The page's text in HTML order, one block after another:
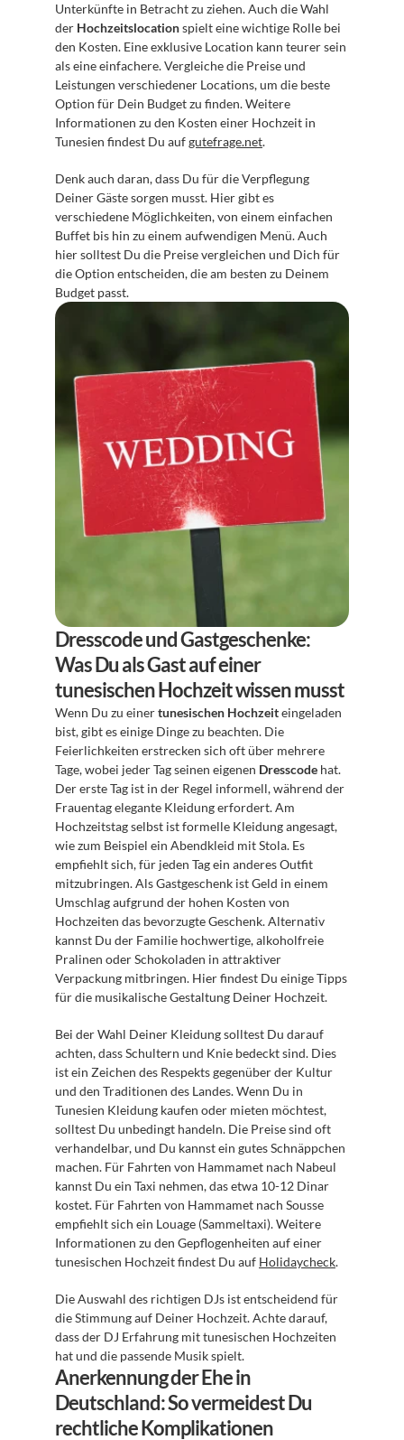
Unterkünfte in Betracht zu ziehen. Auch die Wahl
der Hochzeitslocation spielt eine wichtige Rolle bei
den Kosten. Eine exklusive Location kann teurer sein
als eine einfachere. Vergleiche die Preise und
Leistungen verschiedener Locations, um die beste
Option für Dein Budget zu finden. Weitere
Informationen zu den Kosten einer Hochzeit in
Tunesien findest Du auf gutefrage.net.
Denk auch daran, dass Du für die Verpflegung
Deiner Gäste sorgen musst. Hier gibt es
verschiedene Möglichkeiten, von einem einfachen
Buffet bis hin zu einem aufwendigen Menü. Auch
hier solltest Du die Preise vergleichen und Dich für
die Option entscheiden, die am besten zu Deinem
Budget passt.
Dresscode und Gastgeschenke:
Was Du als Gast auf einer
tunesischen Hochzeit wissen musst
Wenn Du zu einer tunesischen Hochzeit eingeladen
bist, gibt es einige Dinge zu beachten. Die
Feierlichkeiten erstrecken sich oft über mehrere
Tage, wobei jeder Tag seinen eigenen Dresscode hat.
Der erste Tag ist in der Regel informell, während der
Frauentag elegante Kleidung erfordert. Am
Hochzeitstag selbst ist formelle Kleidung angesagt,
wie zum Beispiel ein Abendkleid mit Stola. Es
empfiehlt sich, für jeden Tag ein anderes Outfit
mitzubringen. Als Gastgeschenk ist Geld in einem
Umschlag aufgrund der hohen Kosten von
Hochzeiten das bevorzugte Geschenk. Alternativ
kannst Du der Familie hochwertige, alkoholfreie
Pralinen oder Schokoladen in attraktiver
Verpackung mitbringen. Hier findest Du einige Tipps
für die musikalische Gestaltung Deiner Hochzeit.
Bei der Wahl Deiner Kleidung solltest Du darauf
achten, dass Schultern und Knie bedeckt sind. Dies
ist ein Zeichen des Respekts gegenüber der Kultur
und den Traditionen des Landes. Wenn Du in
Tunesien Kleidung kaufen oder mieten möchtest,
solltest Du unbedingt handeln. Die Preise sind oft
verhandelbar, und Du kannst ein gutes Schnäppchen
machen. Für Fahrten von Hammamet nach Nabeul
kannst Du ein Taxi nehmen, das etwa 10-12 Dinar
kostet. Für Fahrten von Hammamet nach Sousse
empfiehlt sich ein Louage (Sammeltaxi). Weitere
Informationen zu den Gepflogenheiten auf einer
tunesischen Hochzeit findest Du auf Holidaycheck.
Die Auswahl des richtigen DJs ist entscheidend für
die Stimmung auf Deiner Hochzeit. Achte darauf,
dass der DJ Erfahrung mit tunesischen Hochzeiten
hat und die passende Musik spielt.
Anerkennung der Ehe in
Deutschland: So vermeidest Du
rechtliche Komplikationen